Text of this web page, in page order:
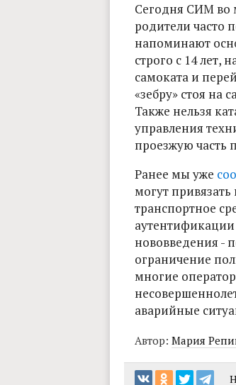
Сегодня СИМ во
родители часто
напоминают
строго с 14 лет,
самоката и
«зебру» стоя на
Также нельзя
управления
проезжую часть
Ранее мы уже
могут привязать
транспортное
нововведения -
ограничение
многие
аварийные
Автор: Мария